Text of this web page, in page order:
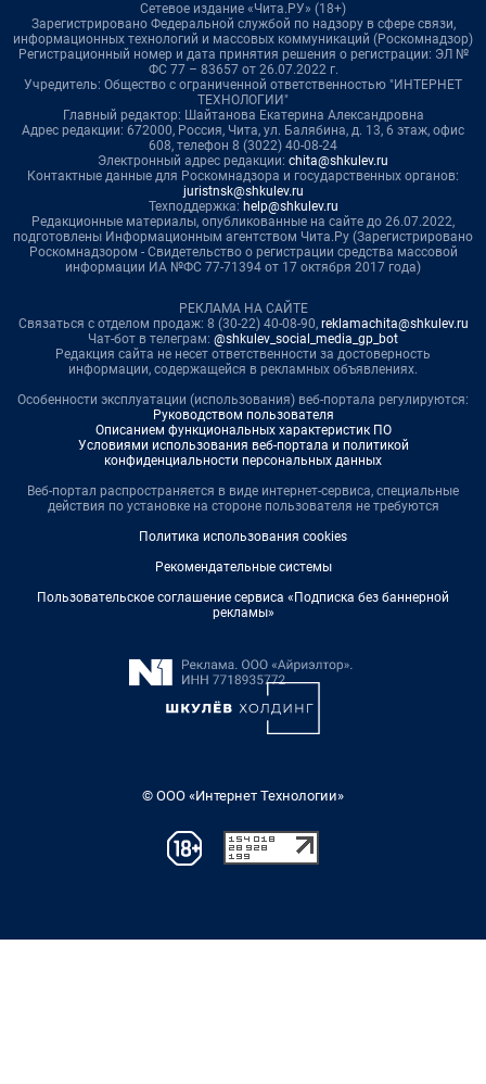
Сетевое издание «Чита.РУ» (18+)
Зарегистрировано Федеральной службой по надзору в сфере связи,
информационных технологий и массовых коммуникаций (Роскомнадзор)
Регистрационный номер и дата принятия решения о регистрации: ЭЛ №
ФС 77 – 83657 от 26.07.2022 г.
Учредитель: Общество с ограниченной ответственностью "ИНТЕРНЕТ
ТЕХНОЛОГИИ"
Главный редактор: Шайтанова Екатерина Александровна
Адрес редакции: 672000, Россия, Чита, ул. Балябина, д. 13, 6 этаж, офис
608, телефон 8 (3022) 40-08-24
Электронный адрес редакции: chita@shkulev.ru
Контактные данные для Роскомнадзора и государственных органов:
juristnsk@shkulev.ru
Техподдержка: help@shkulev.ru
Редакционные материалы, опубликованные на сайте до 26.07.2022,
подготовлены Информационным агентством Чита.Ру (Зарегистрировано
Роскомнадзором - Свидетельство о регистрации средства массовой
информации ИА №ФС 77-71394 от 17 октября 2017 года)
РЕКЛАМА НА САЙТЕ
Связаться с отделом продаж: 8 (30-22) 40-08-90, reklamachita@shkulev.ru
Чат-бот в телеграм: @shkulev_social_media_gp_bot
Редакция сайта не несет ответственности за достоверность
информации, содержащейся в рекламных объявлениях.
Особенности эксплуатации (использования) веб-портала регулируются:
Руководством пользователя
Описанием функциональных характеристик ПО
Условиями использования веб-портала и политикой
конфиденциальности персональных данных
Веб-портал распространяется в виде интернет-сервиса, специальные
действия по установке на стороне пользователя не требуются
Политика использования cookies
Рекомендательные системы
Пользовательское соглашение сервиса «Подписка без баннерной
рекламы»
© ООО «Интернет Технологии»